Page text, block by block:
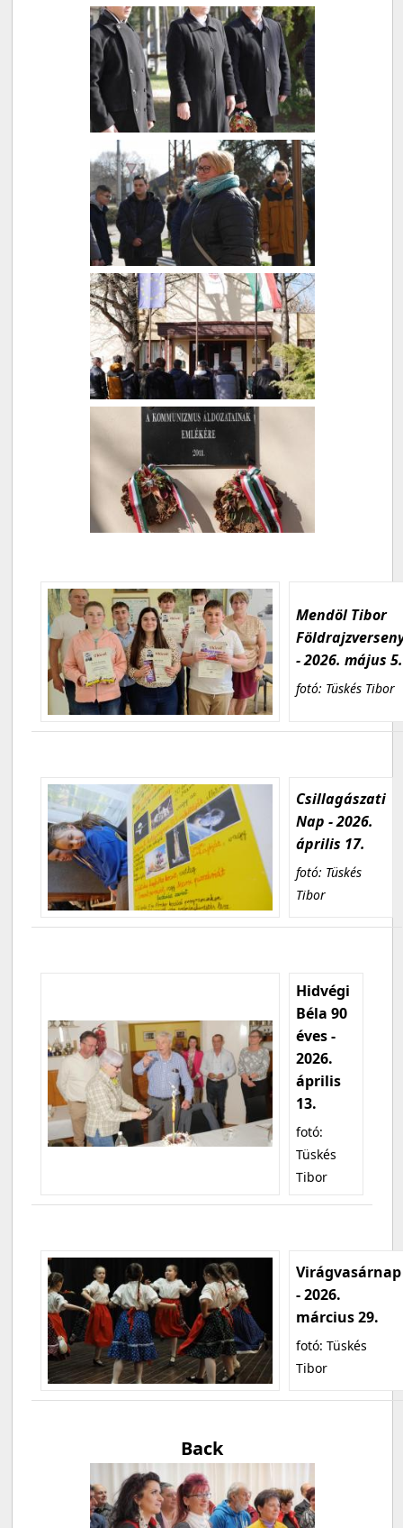
Mendöl Tibor
- 2026. május 5.
fotó: Tüskés Tibor
Csillagászati
Nap - 2026.
április 17.
fotó: Tüskés
Tibor
Hidvégi
Béla 90
éves -
2026.
április
13.
fotó:
Tüskés
Tibor
Virágvasárnap
- 2026.
március 29.
fotó: Tüskés
Tibor
Back